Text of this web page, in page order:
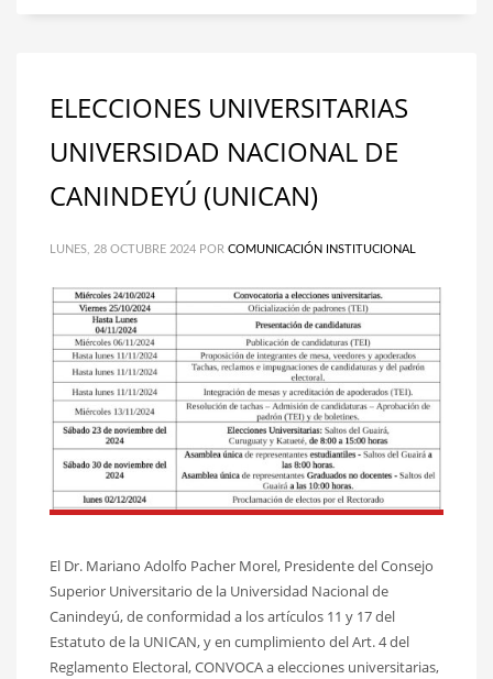
ELECCIONES UNIVERSITARIAS
UNIVERSIDAD NACIONAL DE
CANINDEYÚ (UNICAN)
LUNES, 28 OCTUBRE 2024 POR COMUNICACIÓN INSTITUCIONAL
El Dr. Mariano Adolfo Pacher Morel, Presidente del Consejo
Superior Universitario de la Universidad Nacional de
Canindeyú, de conformidad a los artículos 11 y 17 del
Estatuto de la UNICAN, y en cumplimiento del Art. 4 del
Reglamento Electoral, CONVOCA a elecciones universitarias,